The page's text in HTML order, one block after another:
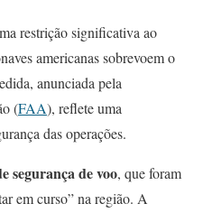
restrição significativa ao
americanas sobrevoem o
anunciada pela
(FAA), reflete uma
das operações.
segurança de voo, que foram
em curso” na região. A